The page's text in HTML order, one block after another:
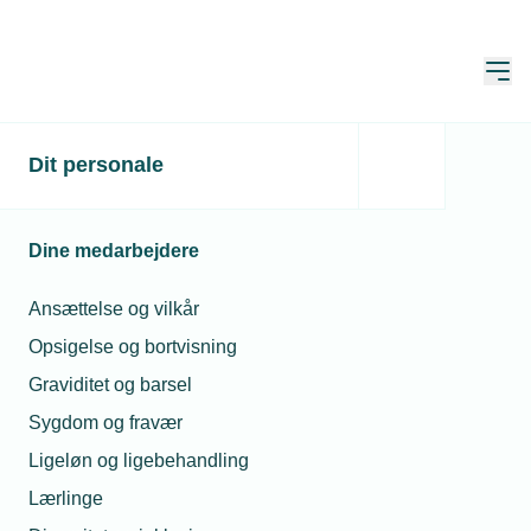
Dit personale
Dine medarbejdere
Ansættelse og vilkår
Opsigelse og bortvisning
Graviditet og barsel
Sygdom og fravær
Ligeløn og ligebehandling
Lærlinge
Søg
Sortér
Viser 1 - 7 of af 7 resultater